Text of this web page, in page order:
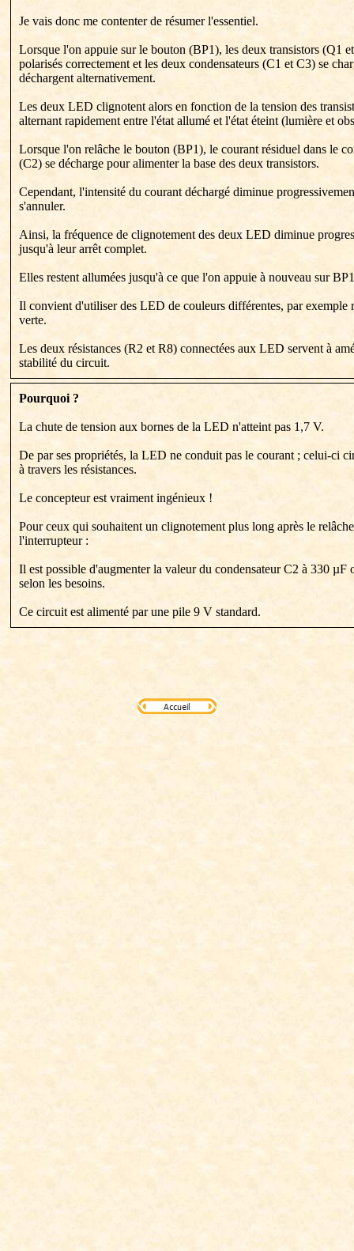
Je vais donc me contenter de résumer l'essentiel.
Lorsque l'on appuie sur le bouton (BP1), les deux transistors (Q1
polarisés correctement et les deux condensateurs (C1 et C3) se
déchargent alternativement.
Les deux LED clignotent alors en fonction de la tension des
alternant rapidement entre l'état allumé et l'état éteint (lumière et
Lorsque l'on relâche le bouton (BP1), le courant résiduel dans le
(C2) se décharge pour alimenter la base des deux transistors.
Cependant, l'intensité du courant déchargé diminue
s'annuler.
Ainsi, la fréquence de clignotement des deux LED diminue
jusqu'à leur arrêt complet.
Elles restent allumées jusqu'à ce que l'on appuie à nouveau sur
Il convient d'utiliser des LED de couleurs différentes, par exemple
verte.
Les deux résistances (R2 et R8) connectées aux LED servent à
stabilité du circuit.
Pourquoi ?
La chute de tension aux bornes de la LED n'atteint pas 1,7 V.
De par ses propriétés, la LED ne conduit pas le courant ; celui-ci
à travers les résistances.
Le concepteur est vraiment ingénieux !
Pour ceux qui souhaitent un clignotement plus long après le
l'interrupteur :
Il est possible d'augmenter la valeur du condensateur C2 à 330 µF
selon les besoins.
Ce circuit est alimenté par une pile 9 V standard.